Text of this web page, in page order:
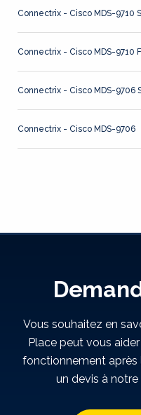
Connectrix - Cisco MDS-9710
Connectrix - Cisco MDS-9710
Connectrix - Cisco MDS-9706
Connectrix - Cisco MDS-9706
Vous souhaitez en
Place peut vous
fonctionnement après
un devis à